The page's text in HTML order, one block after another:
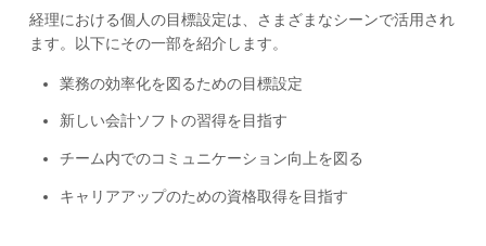
経理における個人の目標設定は、さまざまなシーンで活用され
ます。以下にその一部を紹介します。
業務の効率化を図るための目標設定
新しい会計ソフトの習得を目指す
チーム内でのコミュニケーション向上を図る
キャリアアップのための資格取得を目指す